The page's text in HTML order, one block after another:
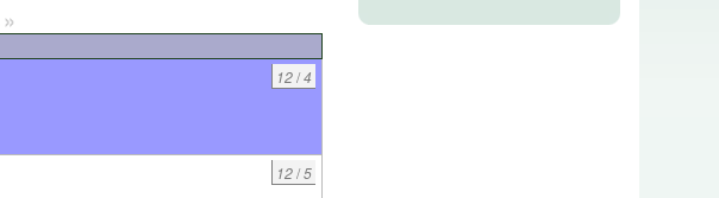
»
12/4
12/5